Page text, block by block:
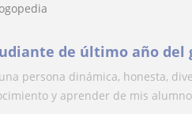
de último año del
persona dinámica, honesta,
y aprender de mis